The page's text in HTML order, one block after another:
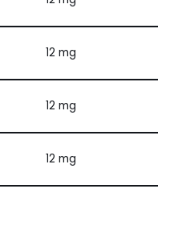
12 mg
12 mg
12 mg